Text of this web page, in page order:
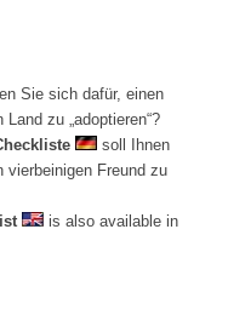
Sie sich dafür, einen
zu „adoptieren“?
soll Ihnen
vierbeinigen Freund zu
is also available in